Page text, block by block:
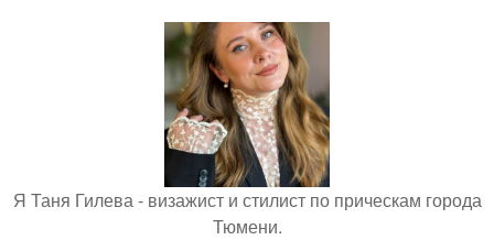
Я Таня Гилева - визажист и стилист по прическам города
Тюмени.